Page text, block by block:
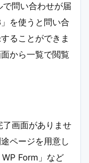
で問い合わせが届
を使うと問い合
ることができま
から一覧で閲覧
画面がありませ
ページを用意し
Form」など